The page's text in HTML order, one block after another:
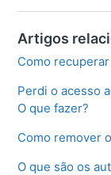
Artigos
Como
Perdi o acesso
O que fazer?
Como remover
O que são os